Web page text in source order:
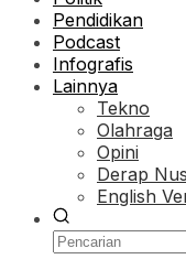
Pendidikan
Podcast
Infografis
Lainnya
Tekno
Olahraga
Opini
Derap
English